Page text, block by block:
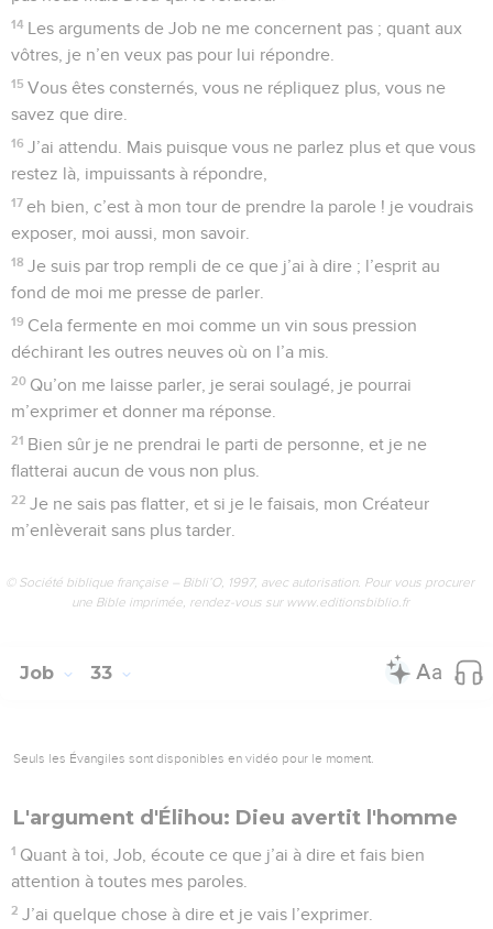
14 Les arguments de Job ne me concernent pas ; quant aux
vôtres, je n’en veux pas pour lui répondre.
15 Vous êtes consternés, vous ne répliquez plus, vous ne
savez que dire.
16 J’ai attendu. Mais puisque vous ne parlez plus et que vous
restez là, impuissants à répondre,
17 eh bien, c’est à mon tour de prendre la parole ! je voudrais
exposer, moi aussi, mon savoir.
18 Je suis par trop rempli de ce que j’ai à dire ; l’esprit au
fond de moi me presse de parler.
19 Cela fermente en moi comme un vin sous pression
déchirant les outres neuves où on l’a mis.
20 Qu’on me laisse parler, je serai soulagé, je pourrai
m’exprimer et donner ma réponse.
21 Bien sûr je ne prendrai le parti de personne, et je ne
flatterai aucun de vous non plus.
22 Je ne sais pas flatter, et si je le faisais, mon Créateur
m’enlèverait sans plus tarder.
© Société biblique française – Bibli’O, 1997, avec autorisation. Pour vous procurer
une Bible imprimée, rendez-vous sur www.editionsbiblio.fr
Job 33
Seuls les Évangiles sont disponibles en vidéo pour le moment.
L'argument d'Élihou: Dieu avertit l'homme
1 Quant à toi, Job, écoute ce que j’ai à dire et fais bien
attention à toutes mes paroles.
2 J’ai quelque chose à dire et je vais l’exprimer.